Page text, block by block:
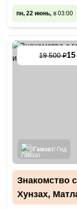
пн, 22 июнь, в 03:00
19 500 ₽
Гамзат/ Гид
Знакомство
Хунзах,